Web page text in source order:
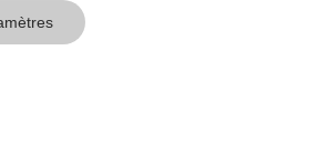
sur
Linkedin